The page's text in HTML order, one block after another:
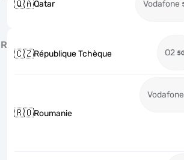
🇶🇦Qatar Vodafone
R
🇨🇿République Tchèque O2
🇷🇴Roumanie
Vodafone